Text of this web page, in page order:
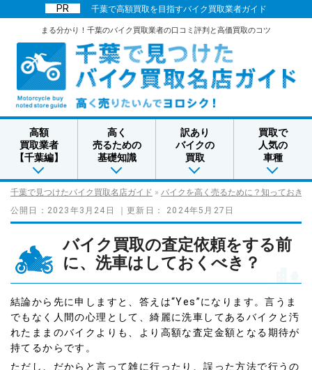
千葉で高額買取を目指すバイク買取業者ガイド
まる分かり！千葉のバイク買取業者の口コミ評判と高価買取のコツ
高額
買取業者
【千葉編】
高く
売るための
基礎知識
訳あり
バイクの
買取
買取で
人気の
車種
千葉で見つけたバイク買取名店ガイド » バイクを高く売るために？知っておき
公開日： 2023年3月24日 ｜更新日： 2024年5月27日
バイク買取の査定依頼をする前
に、洗車はしておくべき？
結論から先に申しますと、答えは“Yes”になります。言うま
でもなく人間の心理として、綺麗に洗車してあるバイクと汚
れたままのバイクよりも、より高額な査定金額となる期待が
持てるからです。
ただし、だからと言って雑に行ったり、誤った方法で行うの